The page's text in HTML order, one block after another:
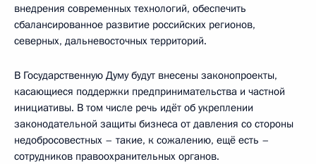
внедрения современных технологий, обеспечить
сбалансированное развитие российских регионов,
северных, дальневосточных территорий.
В Государственную Думу будут внесены законопроекты,
касающиеся поддержки предпринимательства и частной
инициативы. В том числе речь идёт об укреплении
законодательной защиты бизнеса от давления со стороны
недобросовестных – такие, к сожалению, ещё есть –
сотрудников правоохранительных органов.